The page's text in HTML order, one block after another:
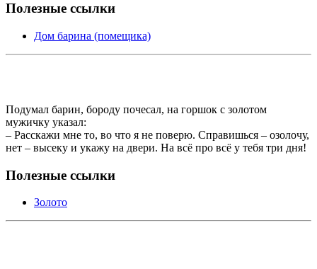
Полезные ссылки
Дом барина (помещика)
Подумал барин, бороду почесал, на горшок с золотом
мужичку указал:
– Расскажи мне то, во что я не поверю. Справишься – озолочу,
нет – высеку и укажу на двери. На всё про всё у тебя три дня!
Полезные ссылки
Золото